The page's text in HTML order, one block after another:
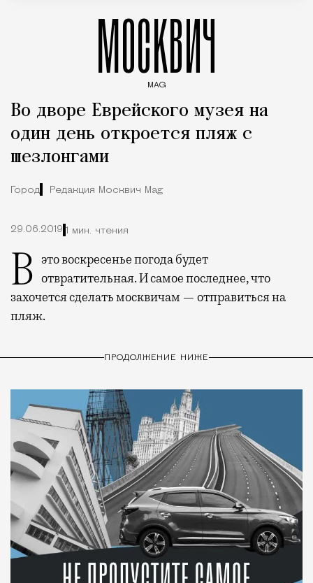
МОСКВИЧ
MAG
Во дворе Еврейского музея на
один день откроется пляж с
шезлонгами
Город Редакция Москвич Mag
29.06.2019 1 мин. чтения
В это воскресенье погода будет отвратительная. И самое последнее, что
захочется сделать москвичам — отправиться на
пляж.
ПРОДОЛЖЕНИЕ НИЖЕ